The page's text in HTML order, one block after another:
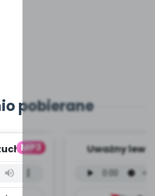
pobierane
MP3
-
Uważny lew